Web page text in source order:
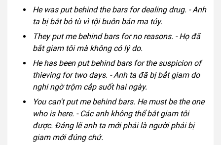
He was put behind the bars for dealing drug. - Anh
ta bị bắt bỏ tù vì tội buôn bán ma túy.
They put me behind bars for no reasons. - Họ đã
bắt giam tôi mà không có lý do.
He has been put behind bars for the suspicion of
thieving for two days. - Anh ta đã bị bắt giam do
nghi ngờ trộm cắp suốt hai ngày.
You can't put me behind bars. He must be the one
who is here. - Các anh không thể bắt giam tôi
được. Đáng lẽ anh ta mới phải là người phải bị
giam mới đúng chứ.